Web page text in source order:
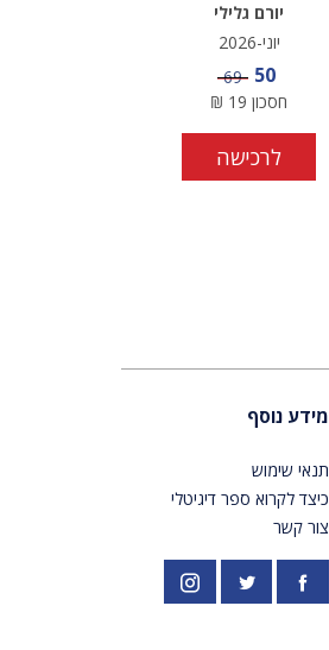
יורם גלילי
יוני-2026
מחיר מבצע
50 מחיר
69
חסכון 19
₪
לרכישה
מידע נוסף
תנאי שימוש
כיצד לקרוא ספר דיגיטלי
צור קשר
פייסבוק PardesPublish
אינסטגרם